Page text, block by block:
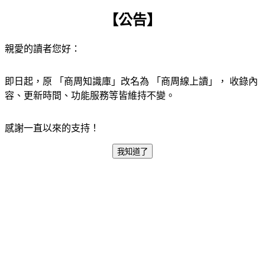
【公告】
親愛的讀者您好：
即日起，原 「商周知識庫」改名為 「商周線上讀」， 收錄內
容、更新時間、功能服務等皆維持不變。
感謝一直以來的支持！
我知道了